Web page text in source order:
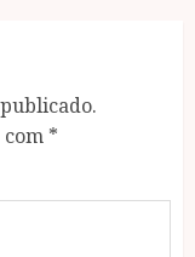
com *